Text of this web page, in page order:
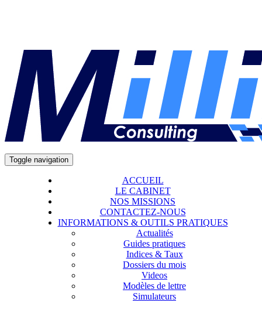
Toggle navigation
ACCUEIL
LE CABINET
NOS MISSIONS
CONTACTEZ-NOUS
INFORMATIONS & OUTILS PRATIQUES
Actualités
Guides pratiques
Indices & Taux
Dossiers du mois
Videos
Modèles de lettre
Simulateurs